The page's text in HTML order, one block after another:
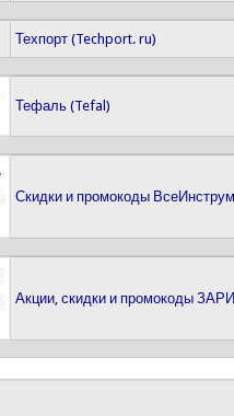
Техпорт (Techport. ru)
Тефаль (Tefal)
Скидки и промокоды
Акции, скидки и промокоды